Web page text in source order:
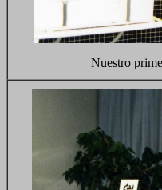
Nuestro